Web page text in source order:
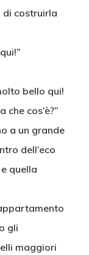
di costruirla
bello qui!
cos’è?”
a un grande
dell’eco
quella
gli
maggiori